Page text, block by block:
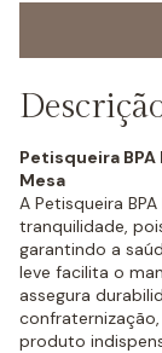
Petisqueira
Mesa
A Petisqueira
tranquilidade,
garantindo a
leve facilita o
assegura
produto